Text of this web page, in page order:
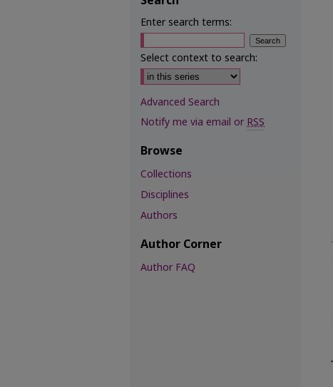
Enter search terms:
Select context to search:
Advanced Search
Notify me via email orRSS
Browse
Collections
Disciplines
Authors
Author Corner
Author FAQ